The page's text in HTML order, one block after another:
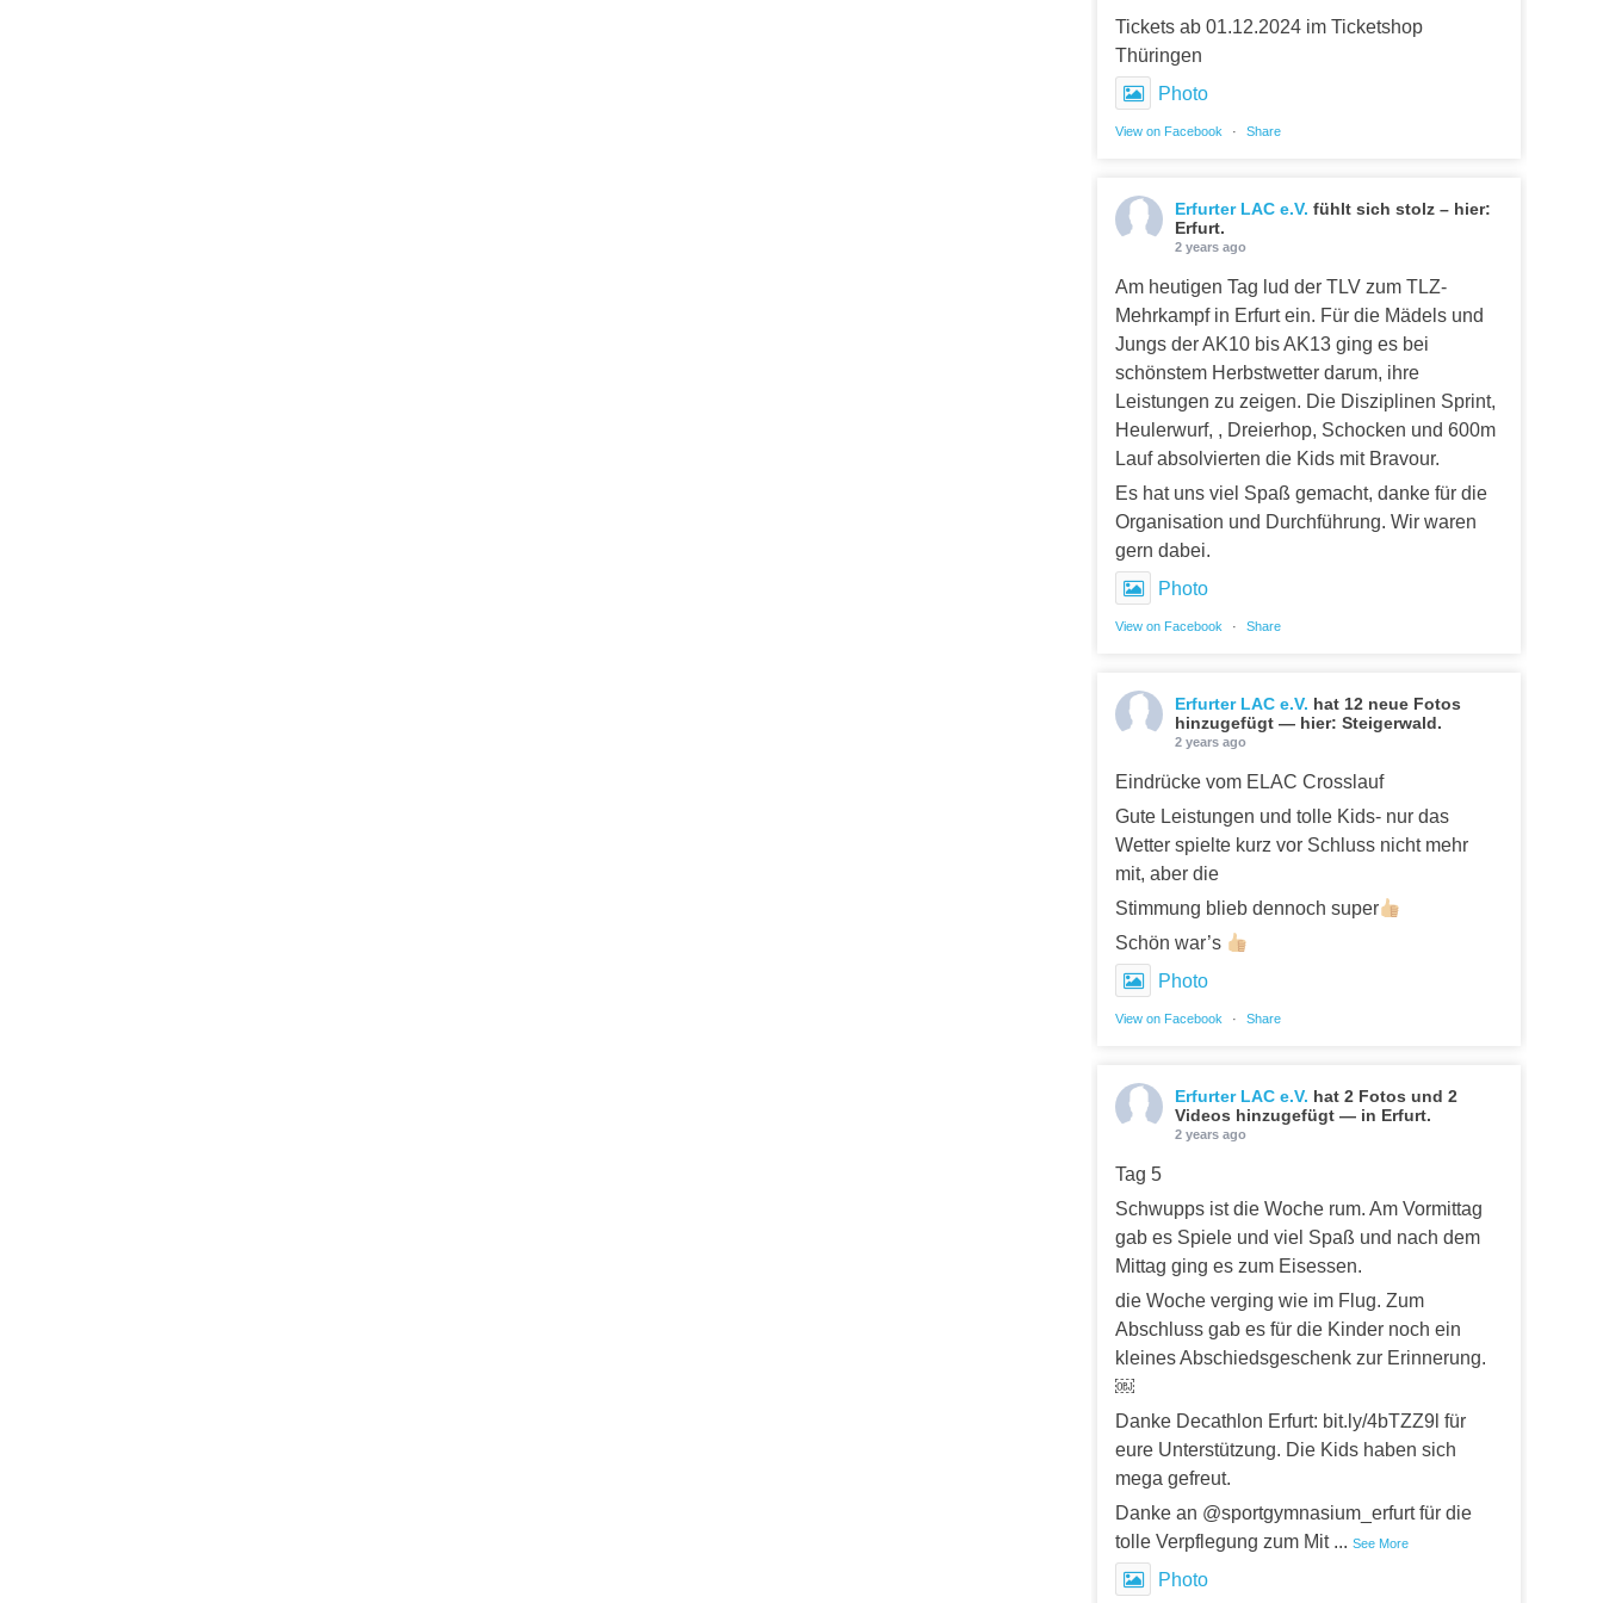
Tickets ab 01.12.2024 im Ticketshop
Thüringen
Photo
View on Facebook · Share
Erfurter LAC e.V. fühlt sich stolz – hier:
Erfurt.
2 years ago
Am heutigen Tag lud der TLV zum TLZ-
Mehrkampf in Erfurt ein. Für die Mädels und
Jungs der AK10 bis AK13 ging es bei
schönstem Herbstwetter darum, ihre
Leistungen zu zeigen. Die Disziplinen Sprint,
Heulerwurf, , Dreierhop, Schocken und 600m
Lauf absolvierten die Kids mit Bravour.
Es hat uns viel Spaß gemacht, danke für die
Organisation und Durchführung. Wir waren
gern dabei.
Photo
View on Facebook · Share
Erfurter LAC e.V. hat 12 neue Fotos
hinzugefügt — hier: Steigerwald.
2 years ago
Eindrücke vom ELAC Crosslauf
Gute Leistungen und tolle Kids- nur das
Wetter spielte kurz vor Schluss nicht mehr
mit, aber die
Stimmung blieb dennoch super
Schön war’s
Photo
View on Facebook · Share
Erfurter LAC e.V. hat 2 Fotos und 2
Videos hinzugefügt — in Erfurt.
2 years ago
Tag 5
Schwupps ist die Woche rum. Am Vormittag
gab es Spiele und viel Spaß und nach dem
Mittag ging es zum Eisessen.
die Woche verging wie im Flug. Zum
Abschluss gab es für die Kinder noch ein
kleines Abschiedsgeschenk zur Erinnerung.
￼
Danke Decathlon Erfurt: bit.ly/4bTZZ9l für
eure Unterstützung. Die Kids haben sich
mega gefreut.
Danke an @sportgymnasium_erfurt für die
tolle Verpflegung zum Mit ...See More
Photo